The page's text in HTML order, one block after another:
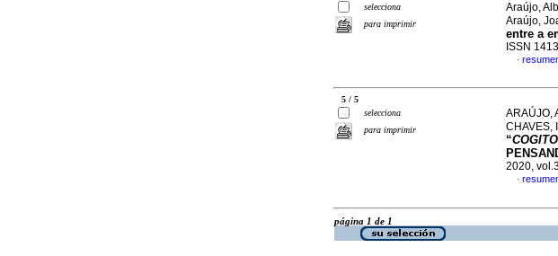
selecciona
para imprimir
Araújo,
Araújo,
entre a
ISSN
·
5 / 5
selecciona
para imprimir
ARAÚJO,
CHAVES,
“COGITO
2020,
·
página 1 de 1